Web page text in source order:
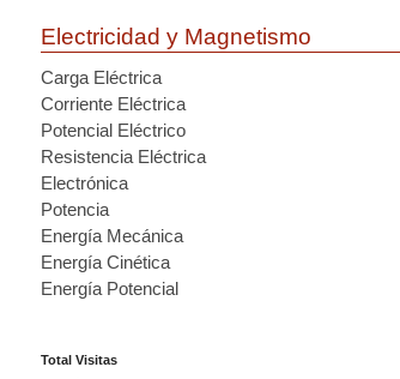
Electricidad y Magnetismo
Carga Eléctrica
Corriente Eléctrica
Potencial Eléctrico
Resistencia Eléctrica
Electrónica
Potencia
Energía Mecánica
Energía Cinética
Energía Potencial
Total Visitas